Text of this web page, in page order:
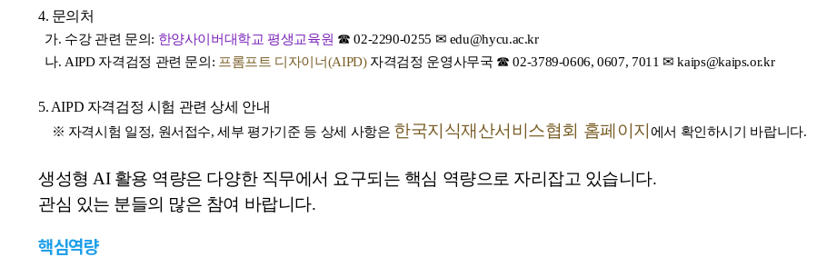
4. 문의처
가. 수강 관련 문의: 한양사이버대학교 평생교육원 ☎ 02-2290-0255 ✉ edu@hycu.ac.kr
나. ​AIPD 자격검정 관련 문의: 프롬프트 디자이너(AIPD)자격검정 운영사무국 ☎ 02-3789-0606, 0607, 7011 ✉ kaips@kaips.or.kr
5. AIPD 자격검정 시험 관련 상세 안내
※ 자격시험 일정, 원서접수, 세부 평가기준 등 상세 사항은 한국지식재산서비스협회 홈페이지 에서 확인하시기 바랍니다.
생성형 AI 활용 역량은 다양한 직무에서 요구되는 핵심 역량으로 자리잡고 있습니다.
관심 있는 분들의 많은 참여 바랍니다.
핵심역량